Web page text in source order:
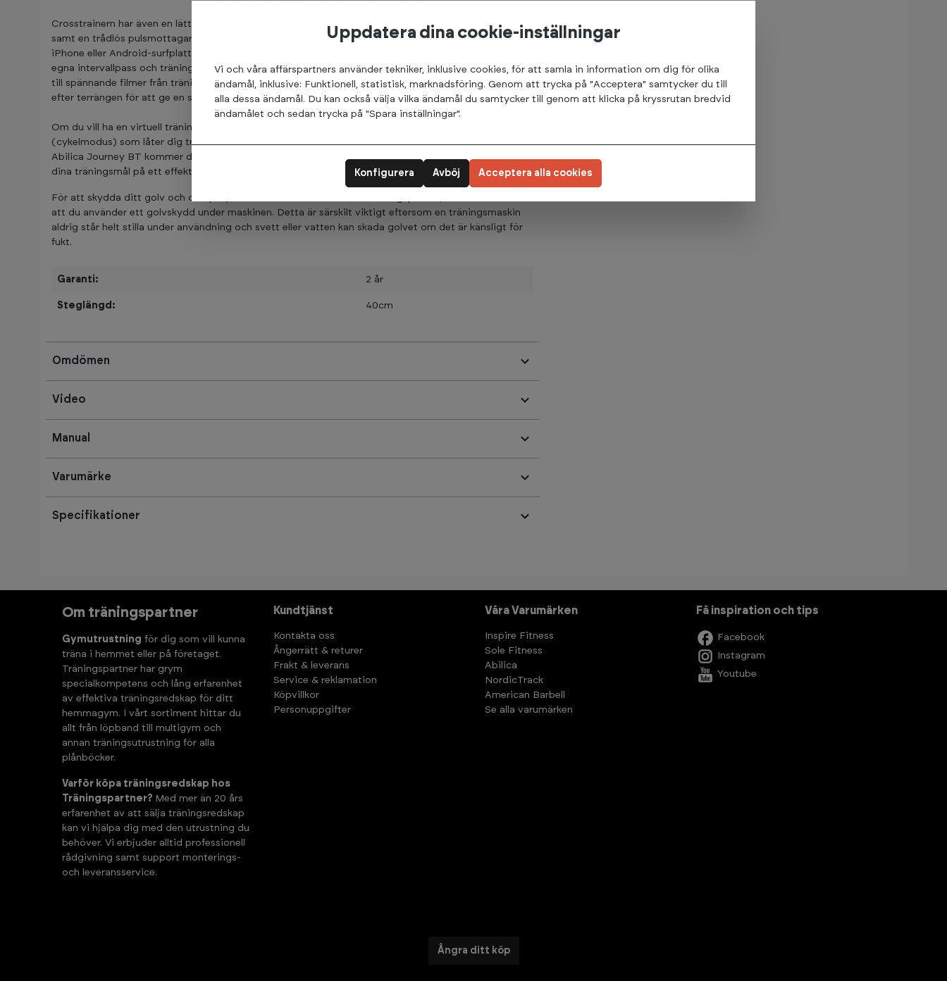
Crosstrainern har även en lättläst dator med 12 träningsprogram och handpulssensorer på styret
samt en trådlös pulsmottagare i datorn. Med inbyggd Bluetooth kan du enkelt ansluta din iPad /
iPhone eller Android-surfplatta till datorn och använda gratisappen iConsole + för att skapa dina
egna intervallpass och träningsrutter i "map my route". Med betalningsappen Kinomap kan du träna
till spännande filmer från träningsrutter runt om i hela världen, där motståndet automatiskt anpassas
efter terrängen för att ge en så realistisk upplevelse som möjligt.
Om du vill ha en virtuell träningsupplevelse kan du använda den populära gratisappen ZWIFT
(cykelmodus) som låter dig träna och tävla i en virtuell värld mot andra eller mot dig själv. Med
Abilica Journey BT kommer du att uppleva en högkvalitativ träningsupplevelse som hjälper dig att nå
dina träningsmål på ett effektivt och roligt sätt.
För att skydda ditt golv och dämpa ljudet från crosstrainern under träningspasset, rekommenderar vi
att du använder ett golvskydd under maskinen. Detta är särskilt viktigt eftersom en träningsmaskin
aldrig står helt stilla under användning och svett eller vatten kan skada golvet om det är känsligt för
fukt.
Garanti: 2 år
Steglängd: 40cm
Omdömen
Video
Specifikationer
Manual
Varumärke
Om träningspartner
Gymutrustning för dig som vill kunna
träna i hemmet eller på företaget.
Träningspartner har grym
specialkompetens och lång erfarenhet
av effektiva träningsredskap för ditt
hemmagym. I vårt sortiment hittar du
allt från löpband till multigym och
annan träningsutrustning för alla
plånböcker.
Varför köpa träningsredskap hos
Träningspartner? Med mer än 20 års
erfarenhet av att sälja träningsredskap
kan vi hjälpa dig med den utrustning du
behöver. Vi erbjuder alltid professionell
rådgivning samt support monterings-
och leveransservice.
Kundtjänst
Kontakta oss
Ångerrätt & returer
Frakt & leverans
Service & reklamation
Köpvillkor
Personuppgifter
Våra Varumärken
Inspire Fitness
Sole Fitness
Abilica
NordicTrack
American Barbell
Se alla varumärken
Få inspiration och tips
Facebook
Instagram
Youtube
Ångra ditt köp
Uppdatera dina cookie-inställningar
Vi och våra affärspartners använder tekniker, inklusive cookies, för att samla in information om dig för olika
ändamål, inklusive: Funktionell, statistisk, marknadsföring. Genom att trycka på "Acceptera" samtycker du till
alla dessa ändamål. Du kan också välja vilka ändamål du samtycker till genom att klicka på kryssrutan bredvid
ändamålet och sedan trycka på "Spara inställningar".
Avböj
Konfigurera Acceptera alla cookies